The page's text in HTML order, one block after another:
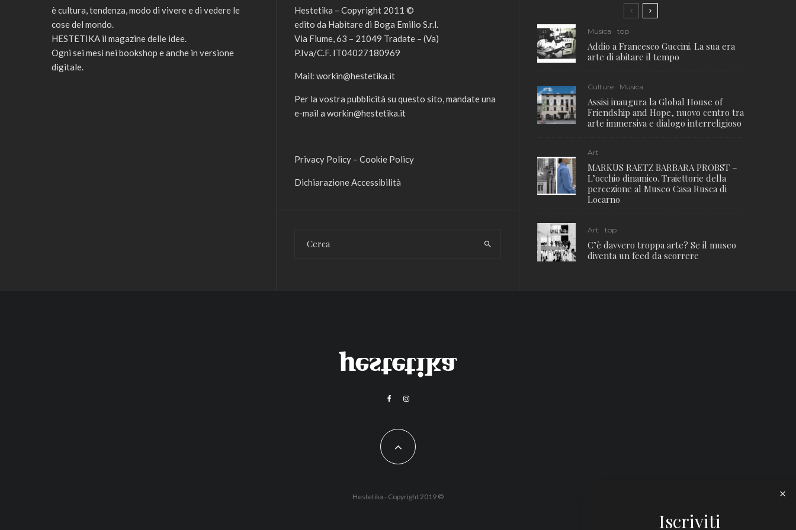
è cultura, tendenza, modo di vivere e di vedere le
cose del mondo.
HESTETIKA il magazine delle idee.
Ogni sei mesi nei bookshop e anche in versione
digitale.
Hestetika – Copyright 2011 ©
edito da Habitare di Boga Emilio S.r.l.
Via Fiume, 63 – 21049 Tradate – (Va)
P.Iva/C.F. IT04027180969
Mail: workin@hestetika.it
Per la vostra pubblicità su questo sito, mandate una
e-mail a workin@hestetika.it
Privacy Policy – Cookie Policy
Dichiarazione Accessibilità
Musica top
Addio a Francesco Guccini. La sua era
arte di abitare il tempo
Culture Musica
Assisi inaugura la Global House of
Friendship and Hope, nuovo centro tra
arte immersiva e dialogo interreligioso
Art
MARKUS RAETZ BARBARA PROBST –
L’occhio dinamico. Traiettorie della
percezione al Museo Casa Rusca di
Locarno
Art top
C’è davvero troppa arte? Se il museo
diventa un feed da scorrere
Hestetika - Copyright 2019 ©
Iscriviti